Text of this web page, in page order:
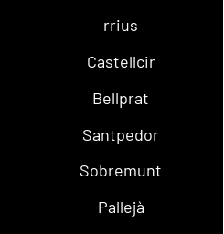
rrius
Castellcir
Bellprat
Santpedor
Sobremunt
Pallejà